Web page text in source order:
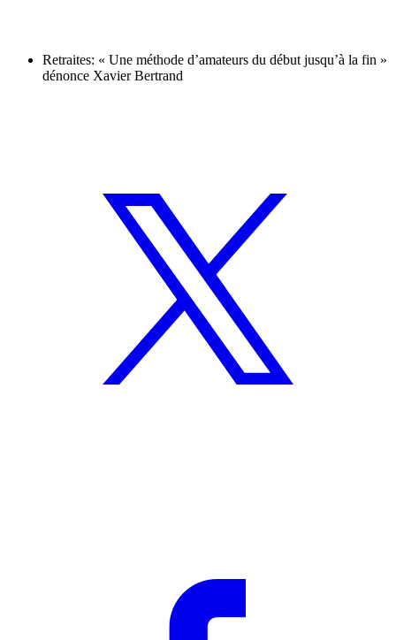
Retraites: « Une méthode d’amateurs du début jusqu’à la fin »
dénonce Xavier Bertrand